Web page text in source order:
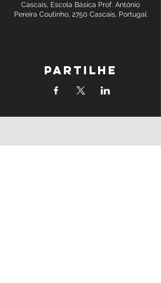
Cascais, Escola Básica Prof. António
Pereira Coutinho, 2750 Cascais, Portugal
Partilhe